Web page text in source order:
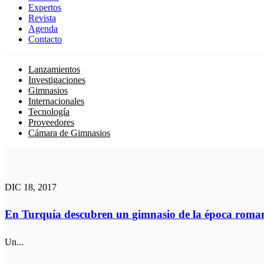
Expertos
Revista
Agenda
Contacto
Lanzamientos
Investigaciones
Gimnasios
Internacionales
Tecnología
Proveedores
Cámara de Gimnasios
DIC 18, 2017
En Turquía descubren un gimnasio de la época
Un...